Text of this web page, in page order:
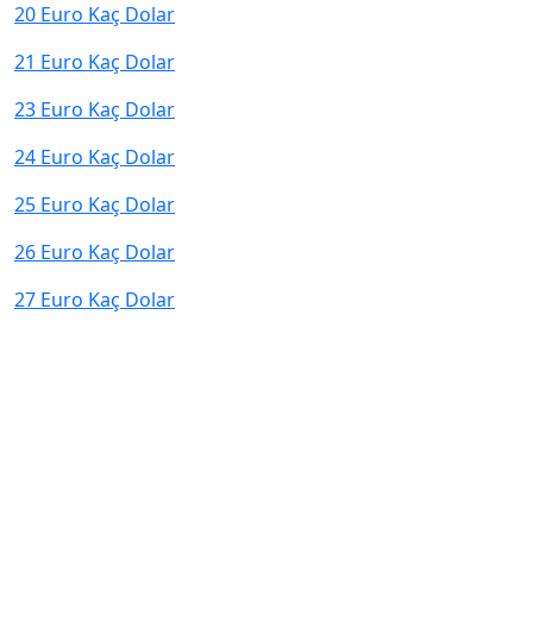
20 Euro Kaç Dolar
21 Euro Kaç Dolar
23 Euro Kaç Dolar
24 Euro Kaç Dolar
25 Euro Kaç Dolar
26 Euro Kaç Dolar
27 Euro Kaç Dolar